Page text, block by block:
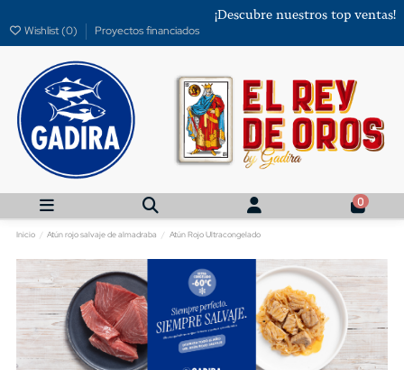
¡Descubre nuestros top ventas!
Wishlist (0) Proyectos financiados
0
Inicio Atún rojo salvaje de almadraba Atún Rojo Ultracongelado